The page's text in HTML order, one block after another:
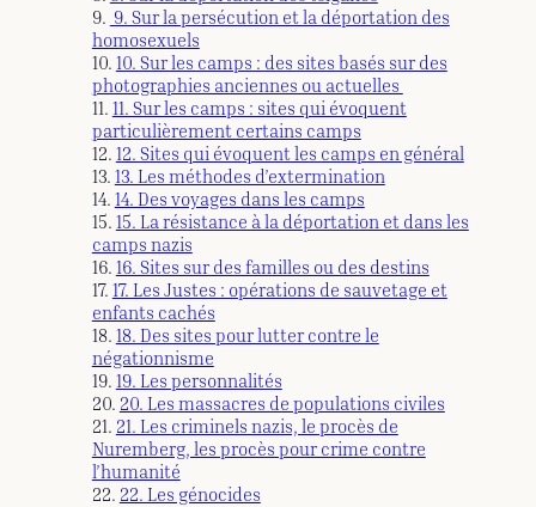
9. Sur la persécution et la déportation des
homosexuels
10. Sur les camps : des sites basés sur des
photographies anciennes ou actuelles
11. Sur les camps : sites qui évoquent
particulièrement certains camps
12. Sites qui évoquent les camps en général
13. Les méthodes d’extermination
14. Des voyages dans les camps
15. La résistance à la déportation et dans les
camps nazis
16. Sites sur des familles ou des destins
17. Les Justes : opérations de sauvetage et
enfants cachés
18. Des sites pour lutter contre le
négationnisme
19. Les personnalités
20. Les massacres de populations civiles
21. Les criminels nazis, le procès de
Nuremberg, les procès pour crime contre
l’humanité
22. Les génocides